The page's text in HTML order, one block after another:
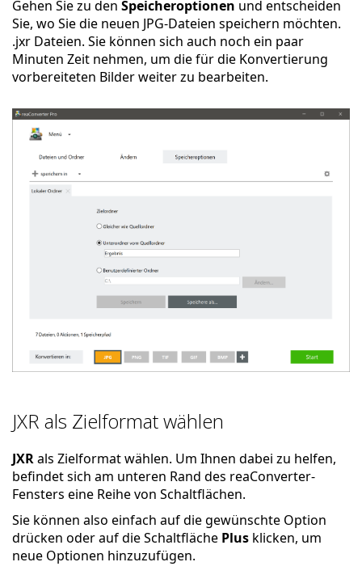
Gehen Sie zu den Speicheroptionen und entscheiden
Sie, wo Sie die neuen JPG-Dateien speichern möchten.
.jxr Dateien. Sie können sich auch noch ein paar
Minuten Zeit nehmen, um die für die Konvertierung
vorbereiteten Bilder weiter zu bearbeiten.
JXR als Zielformat wählen
JXRals Zielformat wählen. Um Ihnen dabei zu helfen,
befindet sich am unteren Rand des reaConverter-
Fensters eine Reihe von Schaltflächen.
Sie können also einfach auf die gewünschte Option
drücken oder auf die Schaltfläche Plus klicken, um
neue Optionen hinzuzufügen.